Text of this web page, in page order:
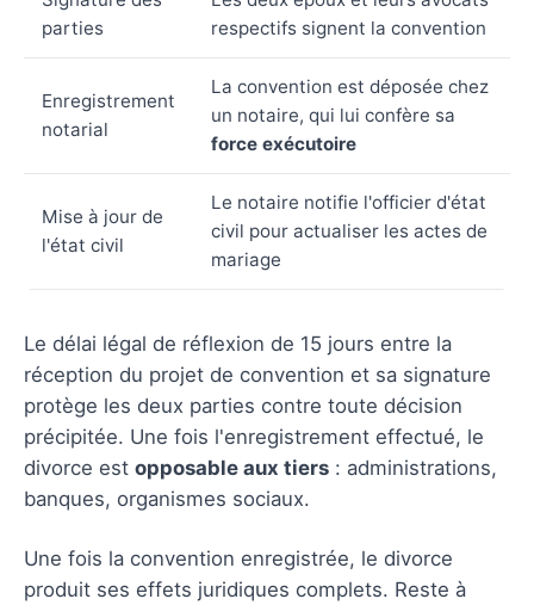
parties
respectifs signent la convention
Enregistrement
notarial
La convention est déposée chez
un notaire, qui lui confère sa
force exécutoire
Mise à jour de
l'état civil
Le notaire notifie l'officier d'état
civil pour actualiser les actes de
mariage
Le délai légal de réflexion de 15 jours entre la
réception du projet de convention et sa signature
protège les deux parties contre toute décision
précipitée. Une fois l'enregistrement effectué, le
divorce est opposable aux tiers : administrations,
banques, organismes sociaux.
Une fois la convention enregistrée, le divorce
produit ses effets juridiques complets. Reste à